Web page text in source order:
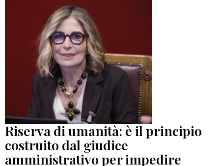
Riserva di umanità: è il principio
costruito dal giudice
amministrativo per impedire